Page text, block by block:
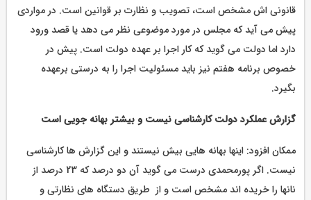
قانونی اش مشخص است، تصویب و نظارت بر قوانین است. در مواردی
پیش می آید که مجلس در مورد موضوعی نظر می دهد یا قصد ورود
دارد اما دولت می گوید که کار اجرا بر عهده دولت است. پیش در
خصوص برنامه هفتم نیز باید مسئولیت اجرا را به درستی برعهده
بگیرد.
گزارش عملکرد دولت کارشناسی نیست و بیشتر بهانه جویی است
ممکان افزود: اینها بهانه هایی بیش نیستند و این گزارش ها کارشناسی
نیست. اگر پورمحمدی درست می گوید آن دو درصد که 23 درصد از
نانها را خریده اند مشخص است و از طریق دستگاه های نظارتی و